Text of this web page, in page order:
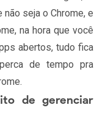
seja o Chrome, e
na hora que você
abertos, tudo fica
de tempo pra
de gerenciar